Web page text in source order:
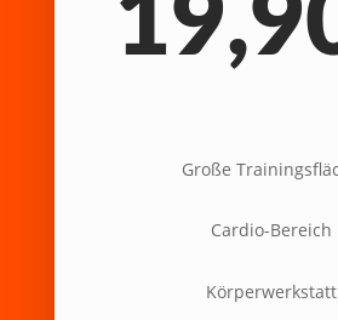
Große
Cardio-Bereich
Körperwerkstatt